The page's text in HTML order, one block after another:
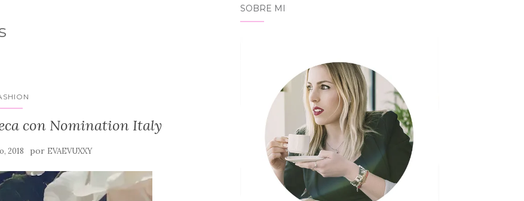
con Nomination Italy
2018 por EVAEVUXXY
SOBRE MI